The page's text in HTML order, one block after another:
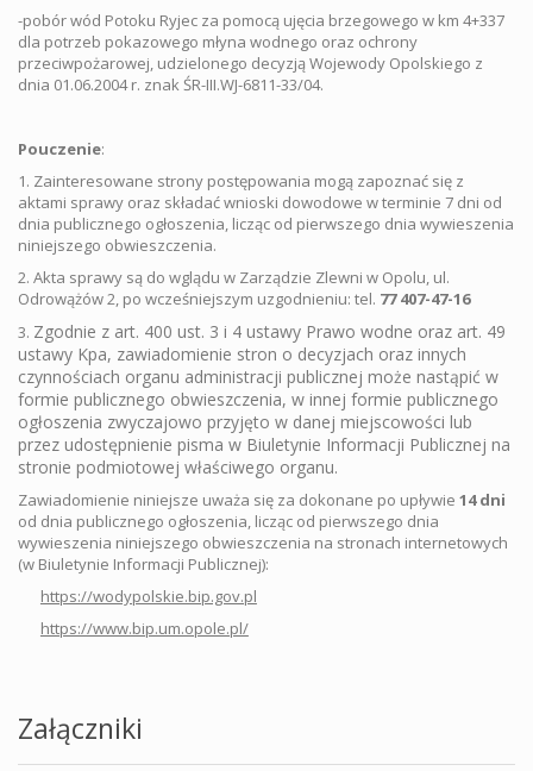
-pobór wód Potoku Ryjec za pomocą ujęcia brzegowego w km 4+337
dla potrzeb pokazowego młyna wodnego oraz ochrony
przeciwpożarowej, udzielonego decyzją Wojewody Opolskiego z
dnia 01.06.2004 r. znak ŚR-III.WJ-6811-33/04.
Pouczenie:
1. Zainteresowane strony postępowania mogą zapoznać się z
aktami sprawy oraz składać wnioski dowodowe w terminie 7 dni od
dnia publicznego ogłoszenia, licząc od pierwszego dnia wywieszenia
niniejszego obwieszczenia.
2. Akta sprawy są do wglądu w Zarządzie Zlewni w Opolu, ul.
Odrowążów 2, po wcześniejszym uzgodnieniu: tel. 77 407-47-16
3. Zgodnie z art. 400 ust. 3 i 4 ustawy Prawo wodne oraz art. 49
ustawy Kpa, zawiadomienie stron o decyzjach oraz innych
czynnościach organu administracji publicznej może nastąpić w
formie publicznego obwieszczenia, w innej formie publicznego
ogłoszenia zwyczajowo przyjęto w danej miejscowości lub
przez udostępnienie pisma w Biuletynie Informacji Publicznej na
stronie podmiotowej właściwego organu.
Zawiadomienie niniejsze uważa się za dokonane po upływie 14 dni
od dnia publicznego ogłoszenia, licząc od pierwszego dnia
wywieszenia niniejszego obwieszczenia na stronach internetowych
(w Biuletynie Informacji Publicznej):
https://wodypolskie.bip.gov.pl
https://www.bip.um.opole.pl/
Załączniki